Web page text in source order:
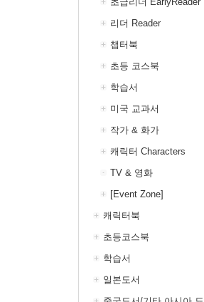
리더 Reader
챕터북
초등 코스북
학습서
미국 교과서
작가 & 화가
캐릭터 Characters
TV & 영화
[Event Zone]
캐릭터북
초등코스북
학습서
일본도서